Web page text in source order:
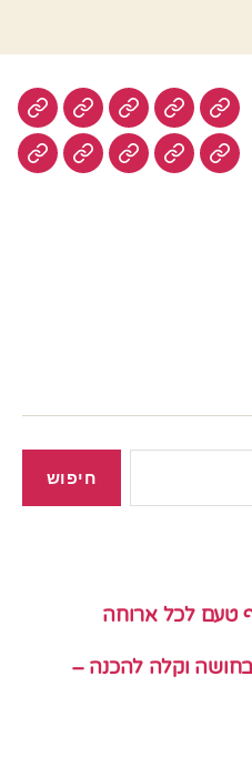
חנות בשר טבעוניסלטים
עוגיותעוף צמחונידגים
טעם לכל ארוחה
בחושה וקלה להכנה –